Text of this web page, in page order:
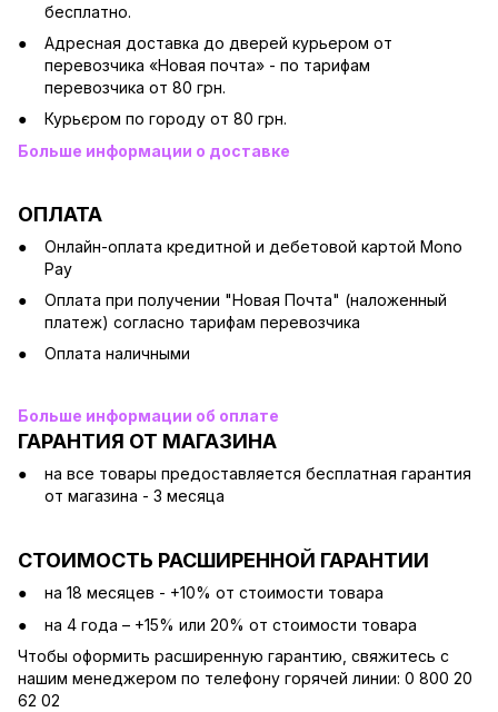
бесплатно.
Адресная доставка до дверей курьером от
перевозчика «Новая почта» - по тарифам
перевозчика от 80 грн.
Курьєром по городу от 80 грн.
Больше информации о доставке
ОПЛАТА
Онлайн-оплата кредитной и дебетовой картой Mono
Pay
Оплата при получении "Новая Почта" (наложенный
платеж) согласно тарифам перевозчика
Оплата наличными
Больше информации об оплате
ГАРАНТИЯ ОТ МАГАЗИНА
на все товары предоставляется бесплатная гарантия
от магазина - 3 месяца
СТОИМОСТЬ РАСШИРЕННОЙ ГАРАНТИИ
на 18 месяцев - +10% от стоимости товара
на 4 года – +15% или 20% от стоимости товара
Чтобы оформить расширенную гарантию, свяжитесь с
нашим менеджером по телефону горячей линии: 0 800 20
62 02